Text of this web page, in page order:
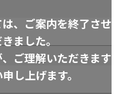
、ご案内を終了させ
ました。
ご理解いただきます
し上げます。